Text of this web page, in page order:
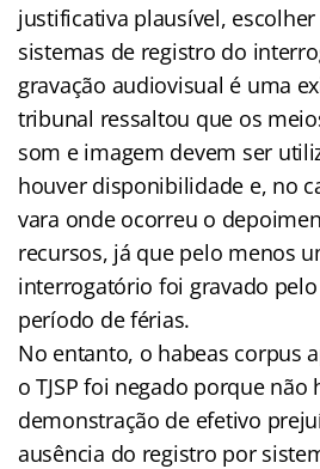
justificativa plausível,
sistemas de registro do
gravação audiovisual é uma
tribunal ressaltou que os
som e imagem devem ser
houver disponibilidade e, no
vara onde ocorreu o
recursos, já que pelo menos
interrogatório foi gravado
período de férias.
No entanto, o habeas corpus
o TJSP foi negado porque não
demonstração de efetivo
ausência do registro por